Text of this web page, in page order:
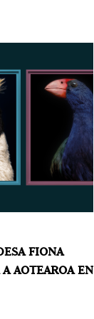
de gran
—algunas
explora la
FIONA
AOTEAROA EN